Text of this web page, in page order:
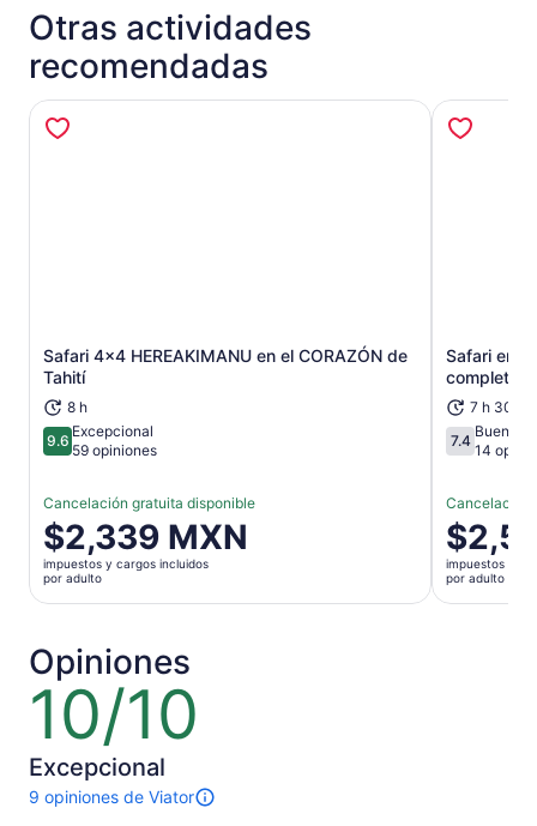
Otras actividades
recomendadas
Safari 4x4 HEREAKIMANU en el CORAZÓN de
Tahití
8 h
9.69.6 de 10
Excepcional
59 opiniones
Cancelación gratuita disponible
El
precio
es
de
por
adulto
$2,339 MXN
impuestos y cargos incluidos
por adulto
Se abrirá en una nueva pestaña
Safari en
completo
7 h 30
7.47.4 de 10
Buena
14
Cancelación
El
precio
es
de
impuestos y
por adulto
Opiniones
10/10
10
10
Excepcional
9 opiniones de Viator
Hay